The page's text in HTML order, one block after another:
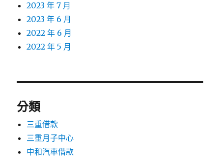
2023 年 7 月
2023 年 6 月
2022 年 6 月
2022 年 5 月
分類
三重借款
三重月子中心
中和汽車借款